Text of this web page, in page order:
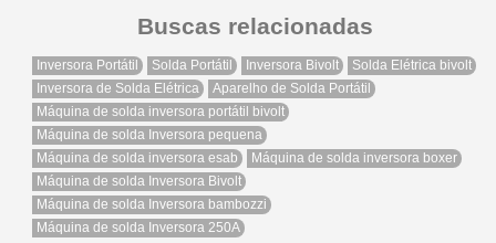
Buscas relacionadas
Inversora Portátil Solda Portátil Inversora Bivolt
Solda Elétrica bivolt
Inversora de Solda Elétrica
Aparelho de Solda Portátil
Máquina de solda inversora portátil bivolt
Máquina de solda Inversora pequena
Máquina de solda inversora esab
Máquina de solda inversora boxer
Máquina de solda Inversora Bivolt
Máquina de solda Inversora bambozzi
Máquina de solda Inversora 250A